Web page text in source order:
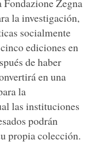
la investigación,
socialmente
ediciones en
de haber
en una
la
las instituciones
podrán
propia colección.